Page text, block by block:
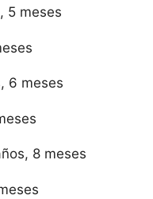
5 meses
6 meses
8 meses